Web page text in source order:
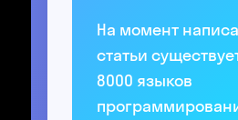
На момент
статьи
8000 языков